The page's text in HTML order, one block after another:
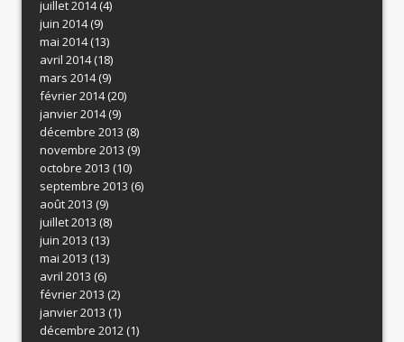
juillet 2014(4)
juin 2014(9)
mai 2014(13)
avril 2014(18)
mars 2014(9)
février 2014(20)
janvier 2014(9)
décembre 2013 (8)
novembre 2013 (9)
octobre 2013 (10)
septembre 2013 (6)
août 2013 (9)
juillet 2013 (8)
juin 2013 (13)
mai 2013 (13)
avril 2013 (6)
février 2013 (2)
janvier 2013 (1)
décembre 2012(1)